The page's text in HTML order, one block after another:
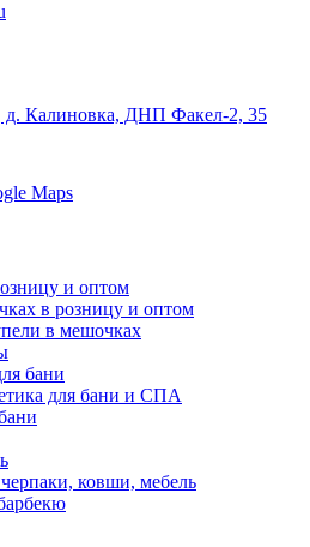
Калиновка, ДНП Факел-2, 35
Maps
и оптом
в розницу и оптом
в мешочках
бани
для бани и СПА
ковши, мебель